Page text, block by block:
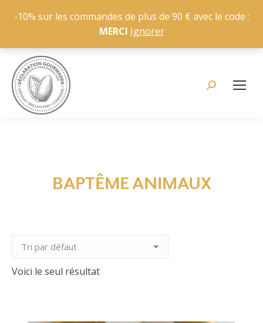
-10% sur les commandes de plus de 90 € avec le code :
MERCI Ignorer
Recherche
BAPTÊME ANIMAUX
Vous êtes ici :
Voici le seul résultat